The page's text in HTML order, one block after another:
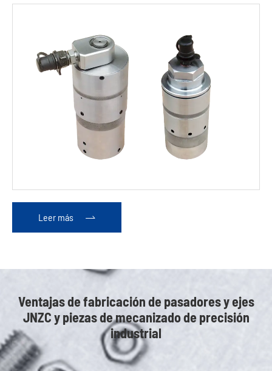
Leer más 
Ventajas de fabricación de pasadores y ejes
JNZC y piezas de mecanizado de precisión
industrial